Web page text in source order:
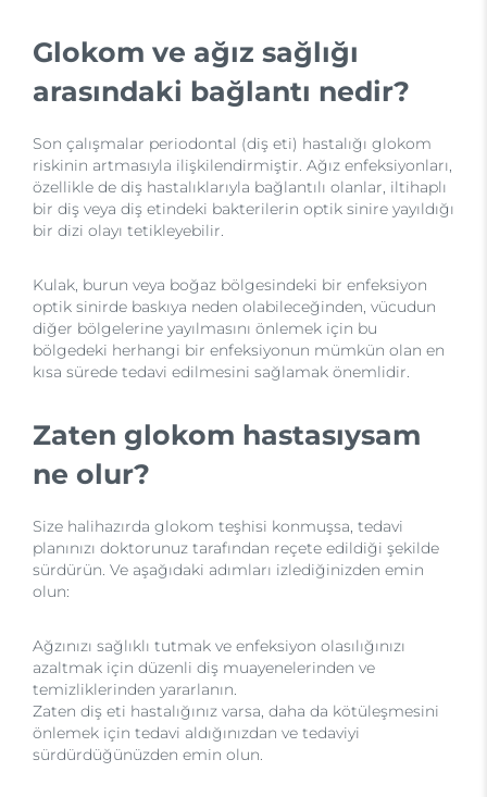
Glokom ve ağız sağlığı
arasındaki bağlantı nedir?
Son çalışmalar periodontal (diş eti) hastalığı glokom
riskinin artmasıyla ilişkilendirmiştir. Ağız enfeksiyonları,
özellikle de diş hastalıklarıyla bağlantılı olanlar, iltihaplı
bir diş veya diş etindeki bakterilerin optik sinire yayıldığı
bir dizi olayı tetikleyebilir.
Kulak, burun veya boğaz bölgesindeki bir enfeksiyon
optik sinirde baskıya neden olabileceğinden, vücudun
diğer bölgelerine yayılmasını önlemek için bu
bölgedeki herhangi bir enfeksiyonun mümkün olan en
kısa sürede tedavi edilmesini sağlamak önemlidir.
Zaten glokom hastasıysam
ne olur?
Size halihazırda glokom teşhisi konmuşsa, tedavi
planınızı doktorunuz tarafından reçete edildiği şekilde
sürdürün. Ve aşağıdaki adımları izlediğinizden emin
olun:
Ağzınızı sağlıklı tutmak ve enfeksiyon olasılığınızı
azaltmak için düzenli diş muayenelerinden ve
temizliklerinden yararlanın.
Zaten diş eti hastalığınız varsa, daha da kötüleşmesini
önlemek için tedavi aldığınızdan ve tedaviyi
sürdürdüğünüzden emin olun.